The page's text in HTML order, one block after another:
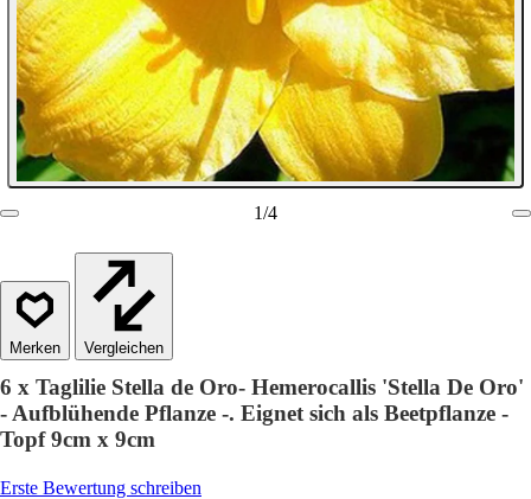
1/4
Vergleichen
6 x Taglilie Stella de Oro- Hemerocallis 'Stella De Oro'
- Aufblühende Pflanze -. Eignet sich als Beetpflanze -
Topf 9cm x 9cm
Erste Bewertung schreiben